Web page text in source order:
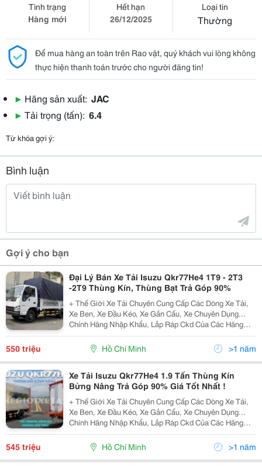
Tình trạng
Hàng mới
Hết hạn
26/12/2025
Loại tin
Thường
Để mua hàng an toàn trên Rao vặt, quý khách vui lòng không
thực hiện thanh toán trước cho người đăng tin!
▶ Hãng sản xuất: JAC
▶ Tải trọng (tấn): 6.4
Từ khóa gợi ý:
Bình luận
Gợi ý cho bạn
Đại Lý Bán Xe Tải Isuzu Qkr77He4 1T9 - 2T3
-2T9 Thùng Kín, Thùng Bạt Trả Góp 90%
+ Thế Giới Xe Tải Chuyên Cung Cấp Các Dòng Xe Tải,
Xe Ben, Xe Đầu Kéo, Xe Gắn Cẩu, Xe Chuyên Dụng...
Chính Hãng Nhập Khẩu, Lắp Ráp Ckd Của Các Hãng
Thương Hiệu Isuzu, Hino, Fuso, Hyundai, Daewoo,
Teraco... Cam Kết Hỗ Trợ Trả Góp Lên Đến 90% Giá Trị X
550 triệu Hồ Chí Minh >1 năm
Xe Tải Isuzu Qkr77He4 1.9 Tấn Thùng Kín
Bửng Nâng Trả Góp 90% Giá Tốt Nhất !
+ Thế Giới Xe Tải Chuyên Cung Cấp Các Dòng Xe Tải,
Xe Ben, Xe Đầu Kéo, Xe Gắn Cẩu, Xe Chuyên Dụng...
Chính Hãng Nhập Khẩu, Lắp Ráp Ckd Của Các Hãng
Thương Hiệu Isuzu, Hino, Fuso, Hyundai, Daewoo,
Teraco... Cam Kết Hỗ Trợ Trả Góp Lên Đến 90% Giá Trị X
545 triệu Hồ Chí Minh >1 năm